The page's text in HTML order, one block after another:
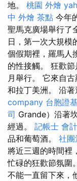
地。 桃園 外燴
中 外燴 茶點 今年
聖馬克廣場舉行了
日，第一次大規模
個假期裡，羅馬人
的性接觸。 狂歡
月舉行。 它來自
和拉丁美洲。 沿
company 台胞證
司 Grande）沿著
經過。 記帳士 會
品和葡萄酒。 社團
將近三週的時間裡
忙碌的狂歡節氛圍
不能一直留下來，